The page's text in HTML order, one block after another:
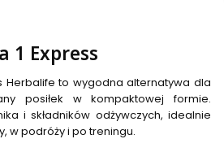
1 Express
Herbalife to wygodna alternatywa dla
posiłek w kompaktowej formie.
i składników odżywczych, idealnie
w podróży i po treningu.